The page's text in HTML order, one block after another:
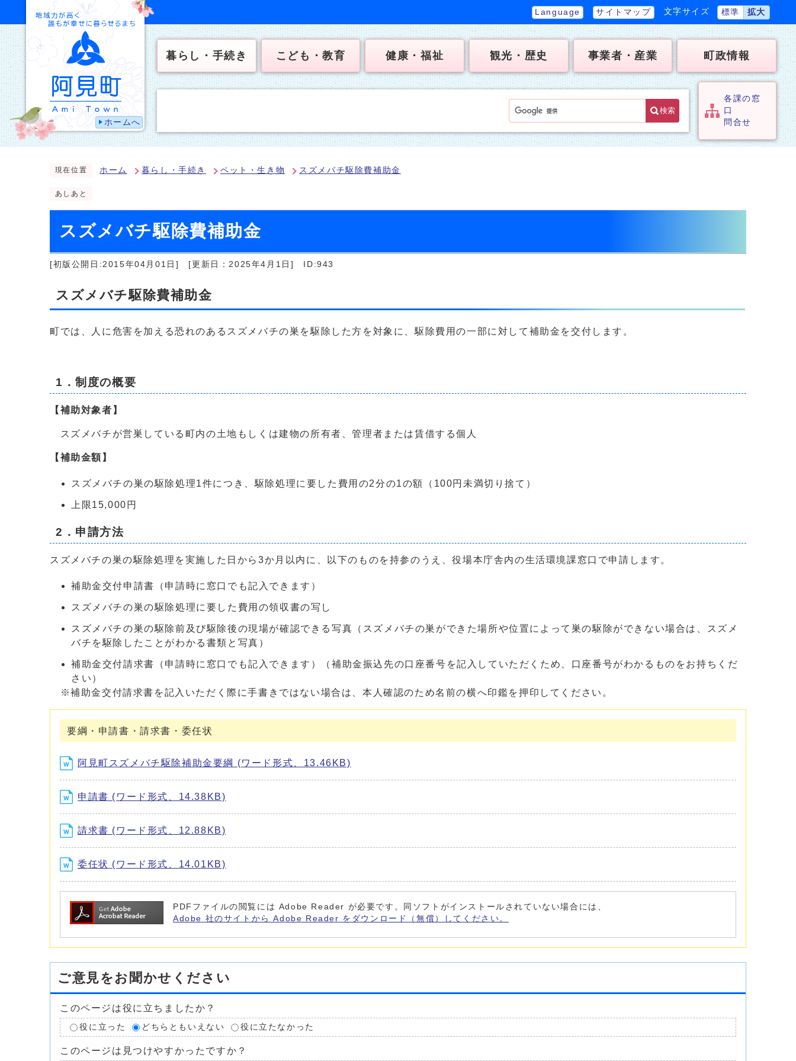
ホームへ
Language サイトマップ 文字サイズ 標準 拡大
暮らし・手続き こども・教育 健康・福祉 観光・歴史 事業者・産業 町政情報
検索
各課の窓
口
問合せ
現在位置 ホーム 暮らし・手続き ペット・生き物 スズメバチ駆除費補助金
あしあと
スズメバチ駆除費補助金
[初版公開日:2015年04月01日] [更新日：2025年4月1日] ID:943
スズメバチ駆除費補助金
町では、人に危害を加える恐れのあるスズメバチの巣を駆除した方を対象に、駆除費用の一部に対して補助金を交付します。
1．制度の概要
【補助対象者】
スズメバチが営巣している町内の土地もしくは建物の所有者、管理者または賃借する個人
【補助金額】
スズメバチの巣の駆除処理1件につき、駆除処理に要した費用の2分の1の額（100円未満切り捨て）
上限15,000円
2．申請方法
スズメバチの巣の駆除処理を実施した日から3か月以内に、以下のものを持参のうえ、役場本庁舎内の生活環境課窓口で申請します。
補助金交付申請書（申請時に窓口でも記入できます）
スズメバチの巣の駆除処理に要した費用の領収書の写し
スズメバチの巣の駆除前及び駆除後の現場が確認できる写真（スズメバチの巣ができた場所や位置によって巣の駆除ができない場合は、スズメ
バチを駆除したことがわかる書類と写真）
補助金交付請求書（申請時に窓口でも記入できます）（補助金振込先の口座番号を記入していただくため、口座番号がわかるものをお持ちくだ
さい）
※補助金交付請求書を記入いただく際に手書きではない場合は、本人確認のため名前の横へ印鑑を押印してください。
要綱・申請書・請求書・委任状
阿見町スズメバチ駆除補助金要綱 (ワード形式、13.46KB)
申請書 (ワード形式、14.38KB)
請求書 (ワード形式、12.88KB)
委任状 (ワード形式、14.01KB)
PDFファイルの閲覧には Adobe Reader が必要です。同ソフトがインストールされていない場合には、
Adobe 社のサイトから Adobe Reader をダウンロード（無償）してください。
ご意見をお聞かせください
このページは役に立ちましたか？
役に立った どちらともいえない 役に立たなかった
このページは見つけやすかったですか？